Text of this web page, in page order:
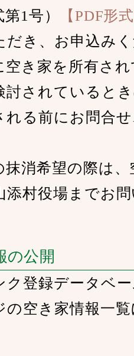
1号）
【PDF形
だき、お申込み
空き家を所有さ
討されていると
れる前にお問合
抹消希望の際は
添村役場までお
の公開
ク登録データベ
の空き家情報一